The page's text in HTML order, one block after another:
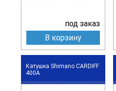
под заказ
В корзину
Катушка Shimano CARDIFF
400A